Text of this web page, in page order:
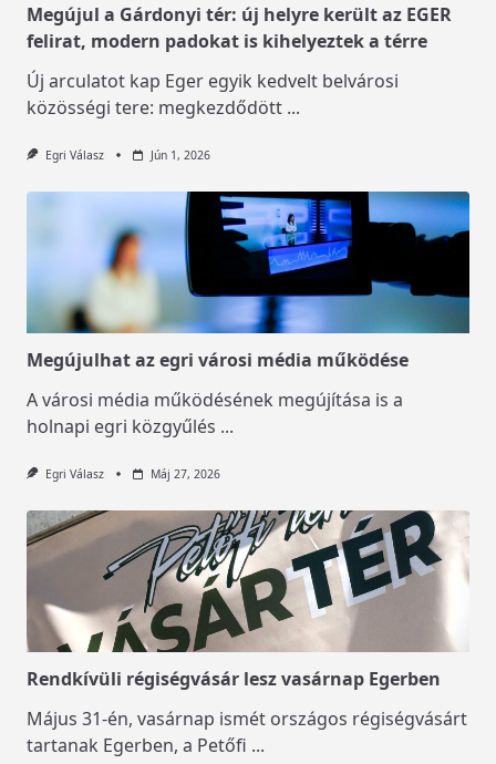
Megújul a Gárdonyi tér: új helyre került az EGER
felirat, modern padokat is kihelyeztek a térre
Új arculatot kap Eger egyik kedvelt belvárosi
közösségi tere: megkezdődött ...
Egri Válasz Jún 1, 2026
Megújulhat az egri városi média működése
A városi média működésének megújítása is a
holnapi egri közgyűlés ...
Egri Válasz Máj 27, 2026
Rendkívüli régiségvásár lesz vasárnap Egerben
Május 31-én, vasárnap ismét országos régiségvásárt
tartanak Egerben, a Petőfi ...